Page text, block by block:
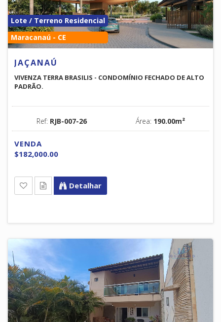
Lote / Terreno Residencial
Maracanaú - CE
JAÇANAÚ
VIVENZA TERRA BRASILIS - CONDOMÍNIO FECHADO DE ALTO
PADRÃO.
Ref: RJB-007-26 Área: 190.00m²
VENDA
$182,000.00
Detalhar